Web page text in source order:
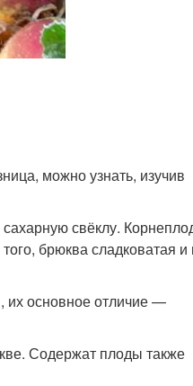
можно узнать, изучив
свёклу.
брюква сладковатая и
их основное отличие —
Содержат плоды также